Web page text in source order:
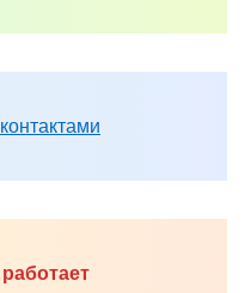
контактами
работает